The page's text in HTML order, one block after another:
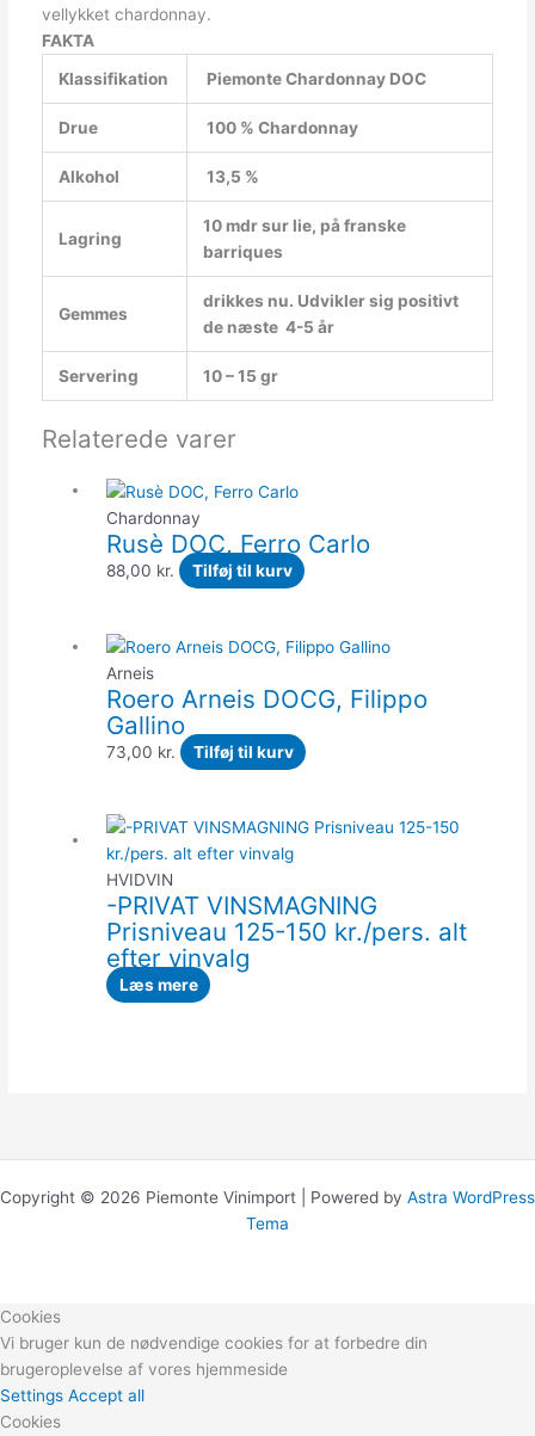
vellykket chardonnay.
FAKTA
Klassifikation
Piemonte Chardonnay DOC
Drue 100 % Chardonnay
Alkohol 13,5 %
Lagring
10 mdr sur lie, på franske
barriques
Gemmes
drikkes nu. Udvikler sig positivt
de næste 4-5 år
Servering 10 – 15 gr
Relaterede varer
Chardonnay
Rusè DOC, Ferro Carlo
88,00 kr. Tilføj til kurv
Arneis
Roero Arneis DOCG, Filippo
Gallino
73,00 kr. Tilføj til kurv
HVIDVIN
-PRIVAT VINSMAGNING
Prisniveau 125-150 kr./pers. alt
efter vinvalg
Læs mere
Copyright © 2026 Piemonte Vinimport | Powered by Astra WordPress
Tema
Cookies
Vi bruger kun de nødvendige cookies for at forbedre din
brugeroplevelse af vores hjemmeside
Settings Accept all
Cookies